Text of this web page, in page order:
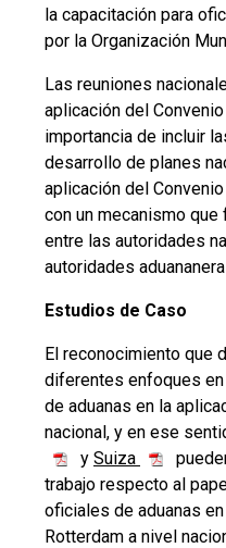
la capacitación para
por la Organización
Las reuniones
aplicación del
importancia de incluir
desarrollo de planes
aplicación del
con un mecanismo
entre las autoridades
autoridades
Estudios de Caso
El reconocimiento que
diferentes enfoques
de aduanas en la
nacional, y en ese
y Suiza
trabajo respecto al
oficiales de aduanas
Rotterdam a nivel